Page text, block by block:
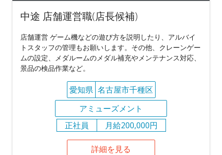
中途 店舗運営職(店長候補)
店舗運営 ゲーム機などの遊び方を説明したり、アルバイ
トスタッフの管理もお願いします。その他、クレーンゲー
ムの設定、メダルームのメダル補充やメンテナンス対応、
景品の検品作業など。
愛知県 名古屋市千種区
アミューズメント
正社員
月給200,000円
詳細を見る